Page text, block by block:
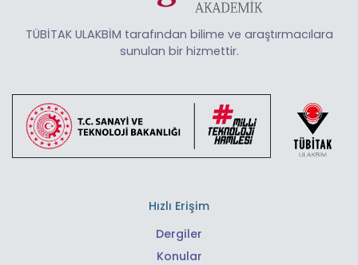
TÜBİTAK ULAKBİM tarafından bilime ve araştırmacılara
sunulan bir hizmettir.
Hızlı Erişim
Dergiler
Konular